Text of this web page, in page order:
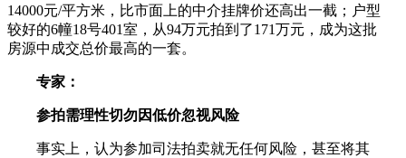
14000元/平方米，比市面上的中介挂牌价还高出一截；户型
较好的6幢18号401室，从94万元拍到了171万元，成为这批
房源中成交总价最高的一套。
专家：
参拍需理性切勿因低价忽视风险
事实上，认为参加司法拍卖就无任何风险，甚至将其